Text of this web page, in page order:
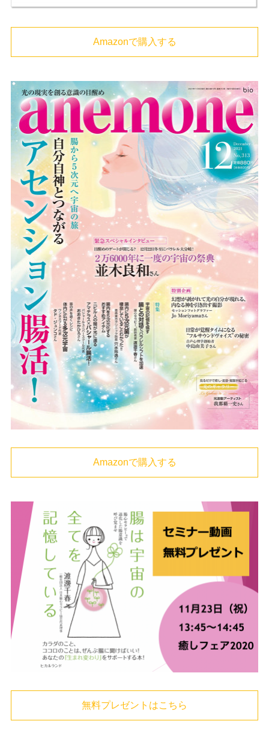
Amazonで購入する
Amazonで購入する
無料プレゼントはこちら